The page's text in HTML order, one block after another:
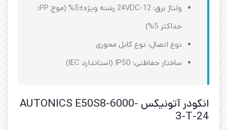
ولتاژ برق: 12-24VDC رشته ویژه±5% (موج PP:
حداکثر 5%)
نوع اتصال: نوع کابل محوری
ساختار حفاظتی: IP50 (استاندارد IEC)
انکودر آتونیکس AUTONICS E50S8-6000-
3-T-24